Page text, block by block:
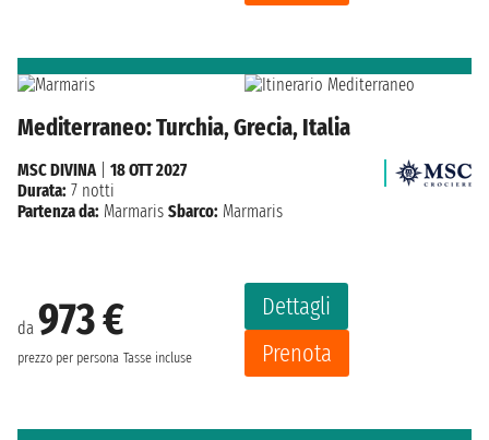
Mediterraneo: Turchia, Grecia, Italia
da 973 €
prezzo per persona Tasse incluse
Dettagli
Prenota
MSC DIVINA| 18 OTT 2027
Durata: 7 notti
Partenza da: Marmaris Sbarco: Marmaris